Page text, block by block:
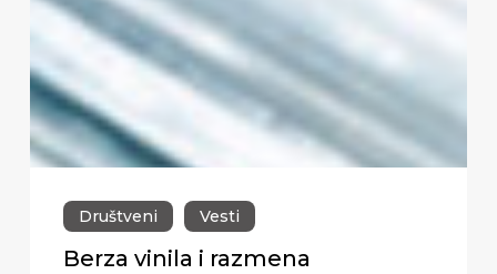
Društveni Vesti
Berza vinila i razmena